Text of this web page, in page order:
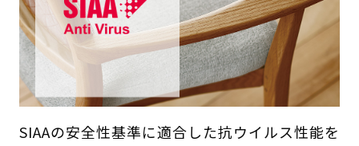
SIAAの安全性基準に適合した抗ウイルス性能を